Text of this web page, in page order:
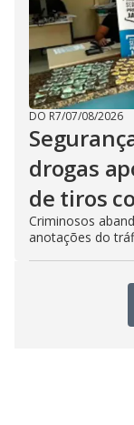
DO R7/07/08/2026
drogas
de tiros
Criminosos
anotações do